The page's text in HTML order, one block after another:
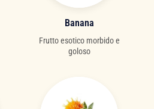
Banana
Frutto esotico morbido e
goloso